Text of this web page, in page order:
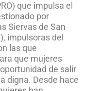
que impulsa el
por
Siervas de San
impulsoras del
las que
que mujeres
de salir
digna. Desde hace